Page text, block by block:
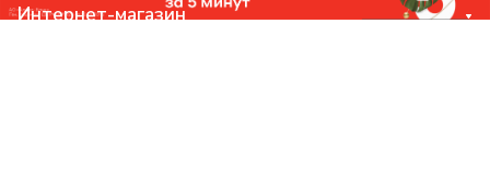
Интернет-магазин